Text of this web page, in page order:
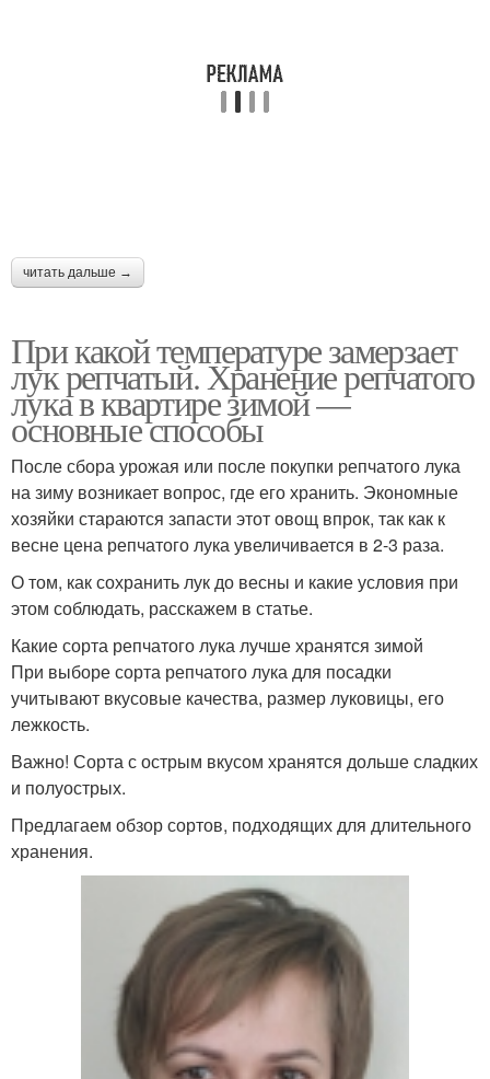
читать дальше →
При какой температуре замерзает
лук репчатый. Хранение репчатого
лука в квартире зимой —
основные способы
После сбора урожая или после покупки репчатого лука
на зиму возникает вопрос, где его хранить. Экономные
хозяйки стараются запасти этот овощ впрок, так как к
весне цена репчатого лука увеличивается в 2-3 раза.
О том, как сохранить лук до весны и какие условия при
этом соблюдать, расскажем в статье.
Какие сорта репчатого лука лучше хранятся зимой
При выборе сорта репчатого лука для посадки
учитывают вкусовые качества, размер луковицы, его
лежкость.
Важно! Сорта с острым вкусом хранятся дольше сладких
и полуострых.
Предлагаем обзор сортов, подходящих для длительного
хранения.